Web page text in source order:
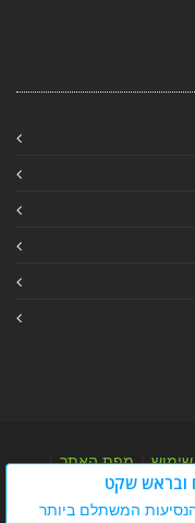
|מפת האתר|
|מפת מאמרי מידע
ובראש שקט
המשתלם ביותר